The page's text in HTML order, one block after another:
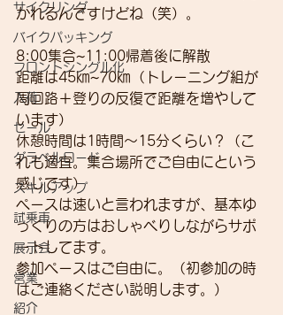
サイクリング
バイクパッキング
フロントシングル化
入荷
セール
グラベルロード
スキルアップ
試乗車
展示会
営業
紹介
かれるんですけどね（笑）。
8:00集合~11:00帰着後に解散
距離は45㎞~70㎞（トレーニング組が
周回路＋登りの反復で距離を増やして
います）
休憩時間は1時間～15分くらい？（こ
れも適宜。集合場所でご自由にという
感じです）
ペースは速いと言われますが、基本ゆ
っくりの方はおしゃべりしながらサポ
ートしてます。
参加ペースはご自由に。（初参加の時
はご連絡ください説明します。）